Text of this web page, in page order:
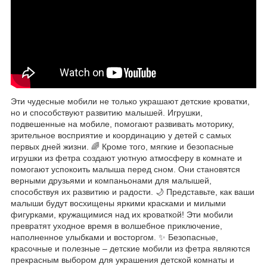
Эти чудесные мобили не только украшают детские кроватки,
но и способствуют развитию малышей. Игрушки,
подвешенные на мобиле, помогают развивать моторику,
зрительное восприятие и координацию у детей с самых
первых дней жизни. 🌈 Кроме того, мягкие и безопасные
игрушки из фетра создают уютную атмосферу в комнате и
помогают успокоить малыша перед сном. Они становятся
верными друзьями и компаньонами для малышей,
способствуя их развитию и радости. 🌙 Представьте, как ваши
малыши будут восхищены яркими красками и милыми
фигурками, кружащимися над их кроваткой! Эти мобили
превратят уходное время в волшебное приключение,
наполненное улыбками и восторгом. ✨ Безопасные,
красочные и полезные – детские мобили из фетра являются
прекрасным выбором для украшения детской комнаты и